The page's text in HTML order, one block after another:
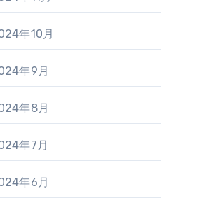
年10月
年9月
年8月
年7月
年6月